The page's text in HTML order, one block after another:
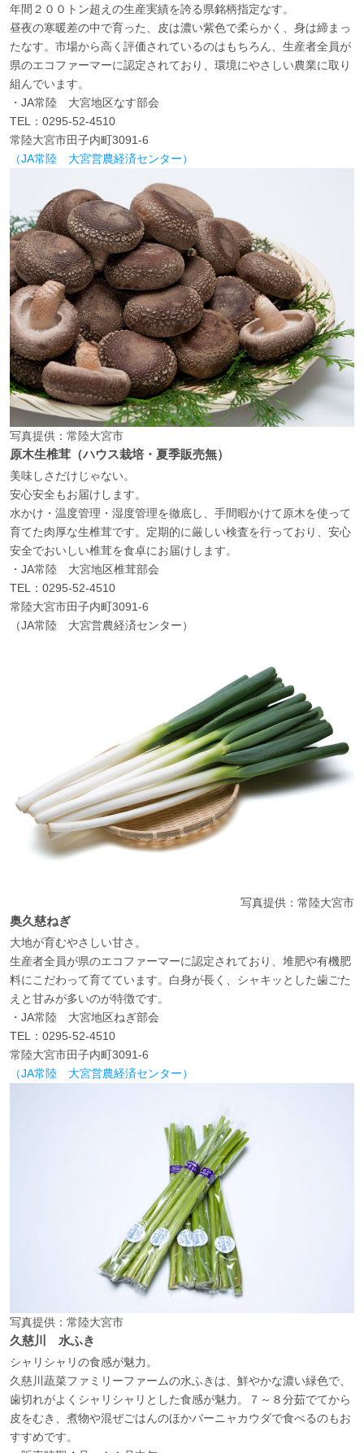
年間２００トン超えの生産実績を誇る県銘柄指定なす。
昼夜の寒暖差の中で育った、皮は濃い紫色で柔らかく、身は締まっ
たなす。市場から高く評価されているのはもちろん、生産者全員が
県のエコファーマーに認定されており、環境にやさしい農業に取り
組んでいます。
・JA常陸 大宮地区なす部会
TEL：0295-52-4510
常陸大宮市田子内町3091-6
（JA常陸 大宮営農経済センター）
写真提供：常陸大宮市
原木生椎茸（ハウス栽培・夏季販売無）
美味しさだけじゃない。
安心安全もお届けします。
水かけ・温度管理・湿度管理を徹底し、手間暇かけて原木を使って
育てた肉厚な生椎茸です。定期的に厳しい検査を行っており、安心
安全でおいしい椎茸を食卓にお届けします。
・JA常陸 大宮地区椎茸部会
TEL：0295-52-4510
常陸大宮市田子内町3091-6
（JA常陸 大宮営農経済センター）
写真提供：常陸大宮市
奥久慈ねぎ
大地が育むやさしい甘さ。
生産者全員が県のエコファーマーに認定されており、堆肥や有機肥
料にこだわって育てています。白身が長く、シャキッとした歯ごた
えと甘みが多いのが特徴です。
・JA常陸 大宮地区ねぎ部会
TEL：0295-52-4510
常陸大宮市田子内町3091-6
（JA常陸 大宮営農経済センター）
写真提供：常陸大宮市
久慈川 水ふき
シャリシャリの食感が魅力。
久慈川蔬菜ファミリーファームの水ふきは、鮮やかな濃い緑色で、
歯切れがよくシャリシャリとした食感が魅力。７～８分茹でてから
皮をむき、煮物や混ぜごはんのほかバーニャカウダで食べるのもお
すすめです。